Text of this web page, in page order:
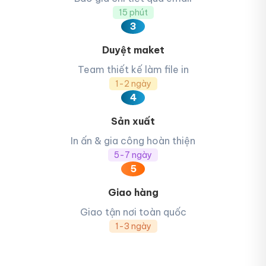
15 phút
3
Duyệt maket
Team thiết kế làm file in
1-2 ngày
4
Sản xuất
In ấn & gia công hoàn thiện
5-7 ngày
5
Giao hàng
Giao tận nơi toàn quốc
1-3 ngày